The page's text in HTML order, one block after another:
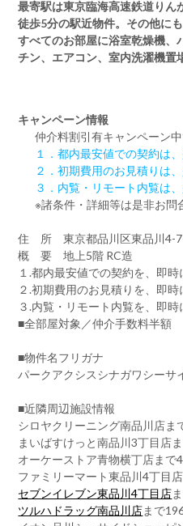
最寄駅は東京臨海高速鉄道りん
徒歩5分の駅近物件。その他に
すべてのお部屋に浴室乾燥機、
チン、エアコン、室内洗濯機置
キャンペーン情報
仲介料割引有キャンペーン中
１．都内最安値での契約は
２．初期費用のお見積りは
３．内覧・リモート内覧は
※諸条件・詳細等は是非お問
住 所 東京都品川区東品川4-
概 要 地上5階 RC造
１.都内最安値での契約を、即時
２.初期費用のお見積りを、即時
３.内覧・リモート内覧を、即時
■全部屋対象／仲介手数料半額
■物件名フリガナ
パークアクシスシナガワシーサ
■近隣周辺施設情報
シロヤクリーニング南品川店ま
まいばすけっと南品川3丁目店
オーケーストア青物横丁店まで
ファミリーマート東品川4丁目
セブンイレブン東品川4丁目店
ツルハドラッグ南品川店まで